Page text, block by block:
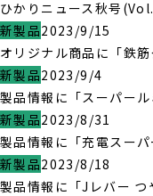
ひかりニュース秋号
新製品2023/9/15
オリジナル商品に「鉄
新製品2023/9/4
製品情報に「スーパー
新製品2023/8/31
製品情報に「充電スーパ
新製品2023/8/18
製品情報に「Jレバー つ